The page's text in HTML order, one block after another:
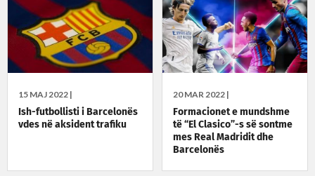
15 MAJ 2022 |
Ish-futbollisti i Barcelonës
vdes në aksident trafiku
20 MAR 2022 |
Formacionet e mundshme
të “El Clasico”-s së sontme
mes Real Madridit dhe
Barcelonës